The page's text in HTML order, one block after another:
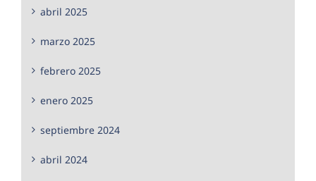
abril 2025
marzo 2025
febrero 2025
enero 2025
septiembre 2024
abril 2024